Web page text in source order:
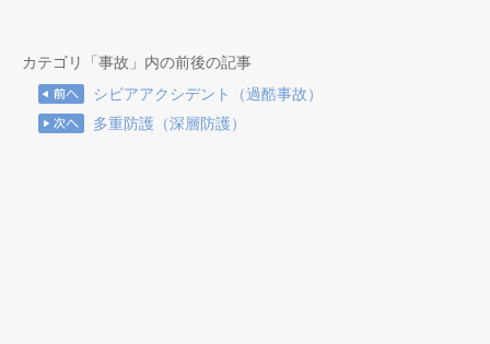
カテゴリ「事故」内の前後の記事
シビアアクシデント（過酷事故）
多重防護（深層防護）